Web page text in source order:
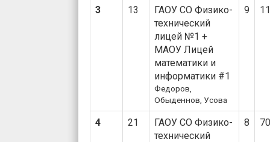
3 13
ГАОУ СО Физико-
технический
лицей №1 +
МАОУ Лицей
математики и
информатики #1
Федоров,
Обыденнов, Усова
9
4 21
ГАОУ СО Физико-
технический
8